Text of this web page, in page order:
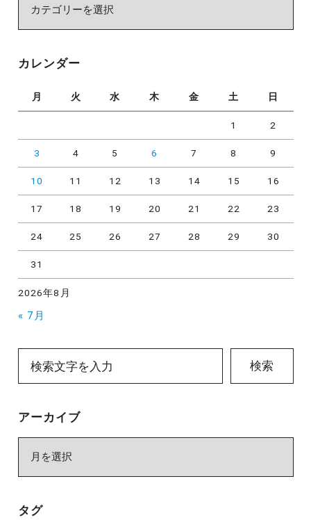
ー
カレンダー
2026年8月
月 火 水 木 金 土 日
1 2
3 4 5 6 7 8 9
10 11 12 13 14 15 16
17 18 19 20 21 22 23
24 25 26 27 28 29 30
31
« 7月
検索
アーカイブ
タグ